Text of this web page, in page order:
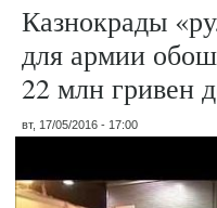
Казнокрады
для армии
22 млн гривен
вт, 17/05/2016 - 17:00